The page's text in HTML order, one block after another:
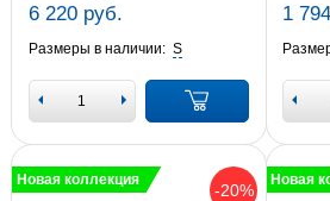
6 220 руб.
Размеры в наличии: S
1
-20%
Новая коллекция Новая